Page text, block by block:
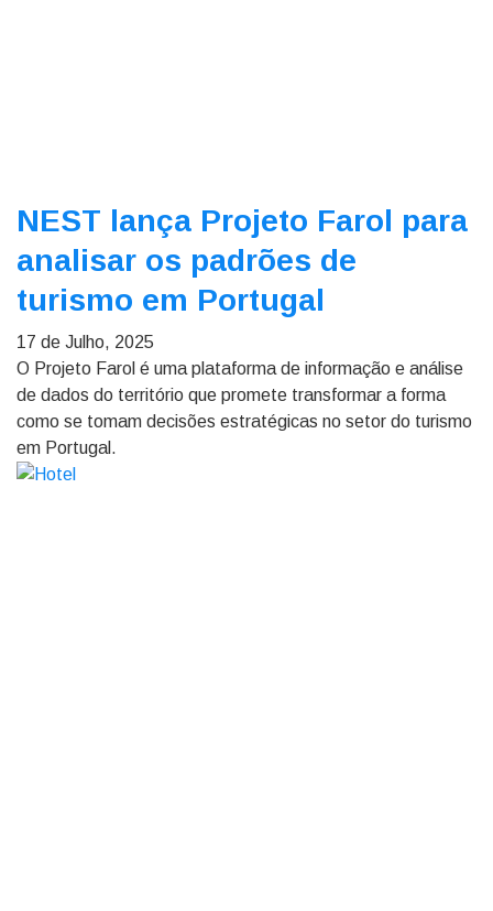
NEST lança Projeto Farol para
analisar os padrões de
turismo em Portugal
17 de Julho, 2025
O Projeto Farol é uma plataforma de informação e análise
de dados do território que promete transformar a forma
como se tomam decisões estratégicas no setor do turismo
em Portugal.